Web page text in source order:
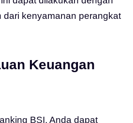
dari kenyamanan perangkat
Keuangan
BSI, Anda dapat